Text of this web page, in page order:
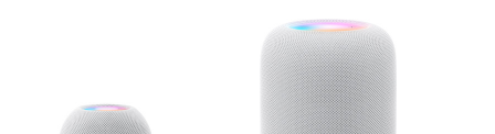
步
了
解
HomePod<